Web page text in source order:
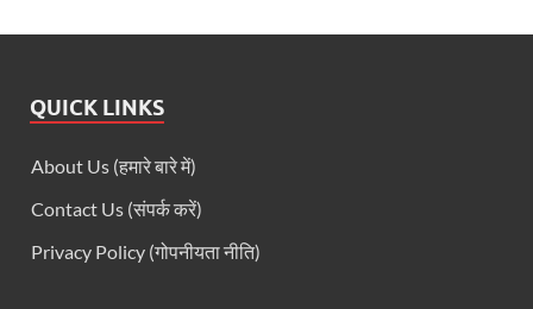
QUICK LINKS
About Us (हमारे बारे में)
Contact Us (संपर्क करें)
Privacy Policy (गोपनीयता नीति)